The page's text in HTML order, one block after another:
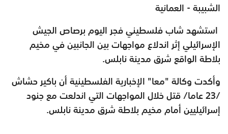
الشبيبة - العمانية
استشهد شاب فلسطيني فجر اليوم برصاص الجيش
الإسرائيلي إثر اندلاع مواجهات بين الجانبين في مخيم
بلاطة الواقع شرق مدينة نابلس.
وأكدت وكالة "معا" الإخبارية الفلسطينية أن باكير حشاش
/23 عاما/ قتل خلال المواجهات التي اندلعت مع جنود
إسرائيليين أمام مخيم بلاطة شرق مدينة نابلس.